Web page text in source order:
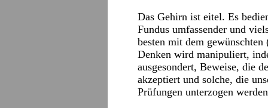
Das Gehirn ist eitel. Es
Fundus umfassender und
besten mit dem
Denken wird manipuliert,
ausgesondert, Beweise, die
akzeptiert und solche, die
Prüfungen unterzogen